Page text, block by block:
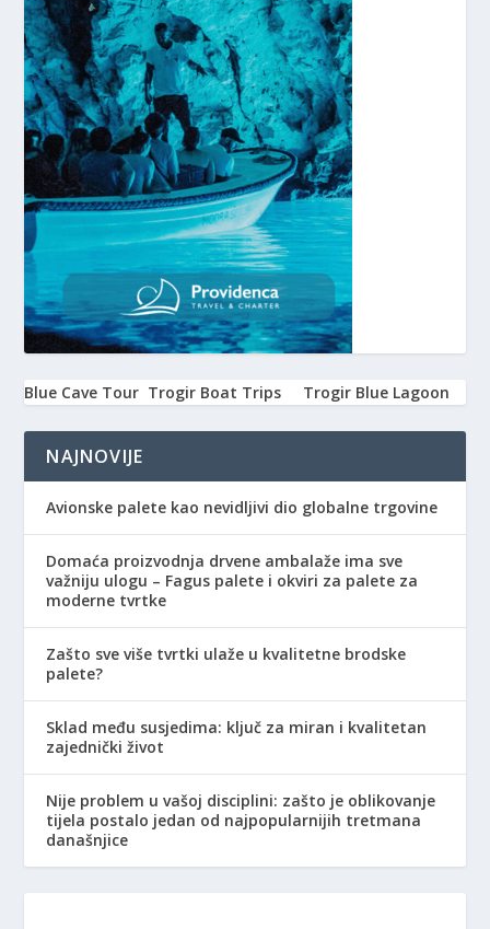
Blue Cave Tour Trogir Boat Trips Trogir Blue Lagoon
NAJNOVIJE
Avionske palete kao nevidljivi dio globalne trgovine
Domaća proizvodnja drvene ambalaže ima sve
važniju ulogu – Fagus palete i okviri za palete za
moderne tvrtke
Zašto sve više tvrtki ulaže u kvalitetne brodske
palete?
Sklad među susjedima: ključ za miran i kvalitetan
zajednički život
Nije problem u vašoj disciplini: zašto je oblikovanje
tijela postalo jedan od najpopularnijih tretmana
današnjice